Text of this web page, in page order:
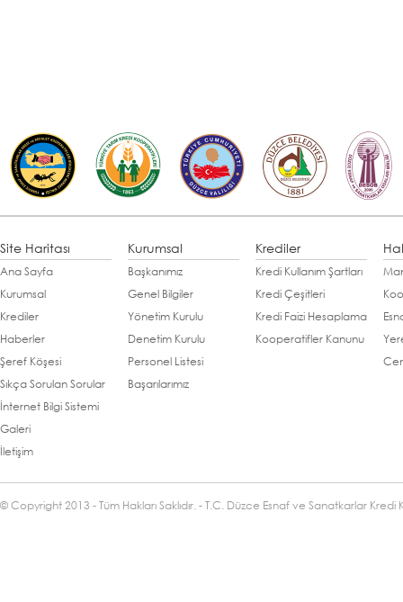
Site Haritası
Ana Sayfa
Kurumsal
Krediler
Haberler
Şeref Köşesi
Sıkça Sorulan Sorular
İnternet Bilgi Sistemi
Galeri
İletişim
Kurumsal
Başkanımız
Genel Bilgiler
Yönetim Kurulu
Denetim Kurulu
Personel Listesi
Başarılarımız
Krediler
Kredi Kullanım Şartları
Kredi Çeşitleri
Kredi Faizi Hesaplama
Kooperatifler Kanunu
© Copyright 2013 - Tüm Hakları Saklıdır. - T.C. Düzce Esnaf ve Sanatkarlar